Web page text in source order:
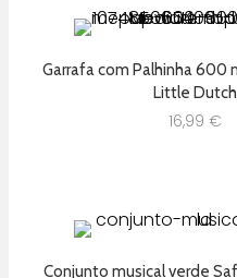
Garrafa com Palhinha 600
Little Dutch
16,99 €
Conjunto musical verde